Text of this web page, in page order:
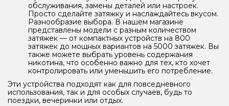
обслуживания, замены деталей или настроек.
Просто сделайте затяжку и наслаждайтесь вкусом.
Разнообразие выбора. В нашем магазине
представлены модели с разным количеством
затяжек — от компактных устройств на 800
затяжек до мощных вариантов на 5000 затяжек. Вы
также можете выбрать уровень содержания
никотина, что особенно важно для тех, кто хочет
контролировать или уменьшить его потребление.
Эти устройства подходят как для повседневного
использования, так и для особых случаев, будь то
поездки, вечеринки или отдых.